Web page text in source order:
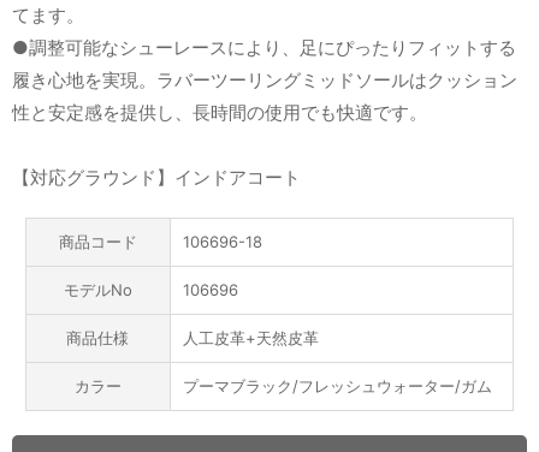
てます。
●調整可能なシューレースにより、足にぴったりフィットする
履き心地を実現。ラバーツーリングミッドソールはクッション
性と安定感を提供し、長時間の使用でも快適です。
【対応グラウンド】インドアコート
商品コード 106696-18
モデルNo 106696
商品仕様 人工皮革+天然皮革
カラー プーマブラック/フレッシュウォーター/ガム